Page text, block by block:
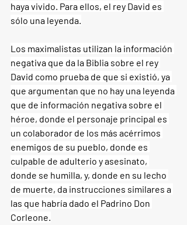
haya vivido. Para ellos, el rey David es
sólo una leyenda.
Los maximalistas utilizan la información
negativa que da la Biblia sobre el rey
David como prueba de que si existió, ya
que argumentan que no hay una leyenda
que de información negativa sobre el
héroe, donde el personaje principal es
un colaborador de los más acérrimos
enemigos de su pueblo, donde es
culpable de adulterio y asesinato,
donde se humilla, y, donde en su lecho
de muerte, da instrucciones similares a
las que habría dado el Padrino Don
Corleone.